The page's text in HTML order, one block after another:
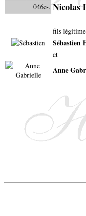
046c-. Nicolas
fils
Sébastien
et
Anne